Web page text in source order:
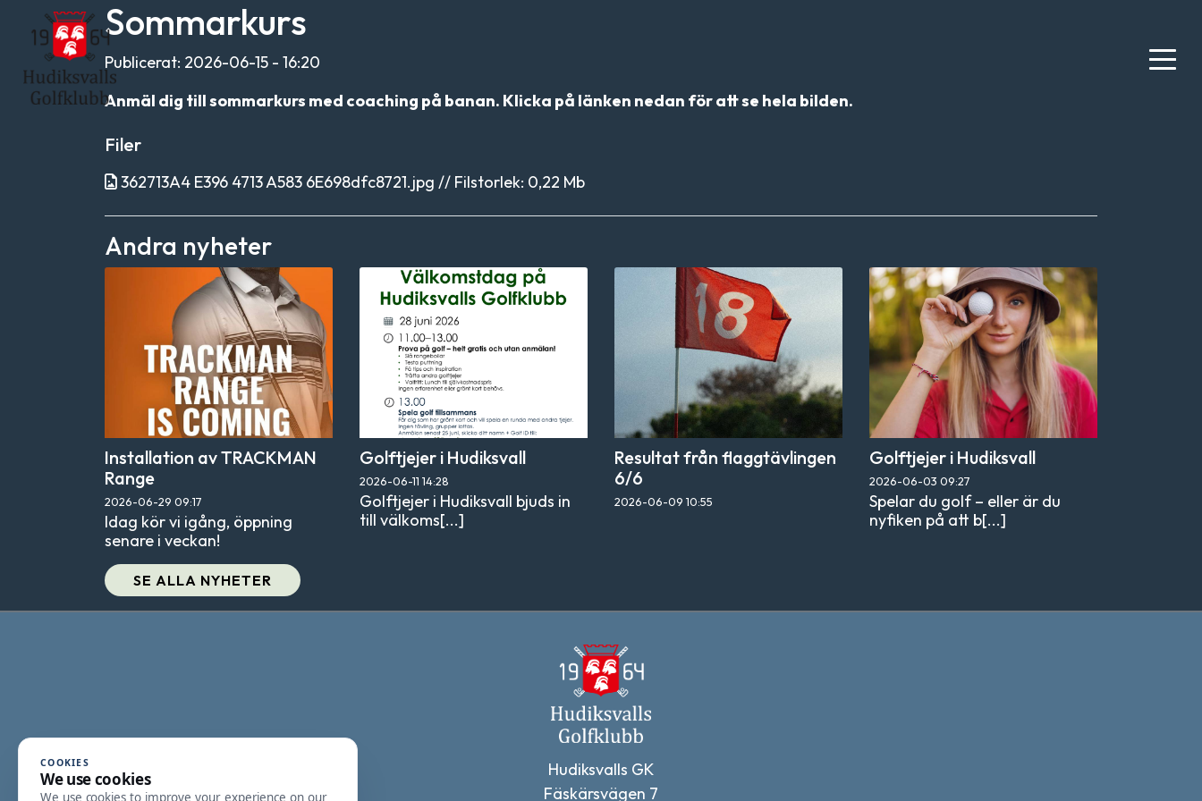
Sommarkurs
Publicerat: 2026-06-15 - 16:20
Anmäl dig till sommarkurs med coaching på banan. Klicka på länken nedan för att se hela bilden.
Filer
362713A4 E396 4713 A583 6E698dfc8721.jpg // Filstorlek: 0,22 Mb
Andra nyheter
Installation av TRACKMAN
Range
2026-06-29 09:17
Idag kör vi igång, öppning
senare i veckan!
Golftjejer i Hudiksvall
2026-06-11 14:28
Golftjejer i Hudiksvall bjuds in
till välkoms[...]
Resultat från flaggtävlingen
6/6
2026-06-09 10:55
Golftjejer i Hudiksvall
2026-06-03 09:27
Spelar du golf – eller är du
nyfiken på att b[...]
SE ALLA NYHETER
Hudiksvalls GK
Fäskärsvägen 7
COOKIES
We use cookies
We use cookies to improve your experience on our